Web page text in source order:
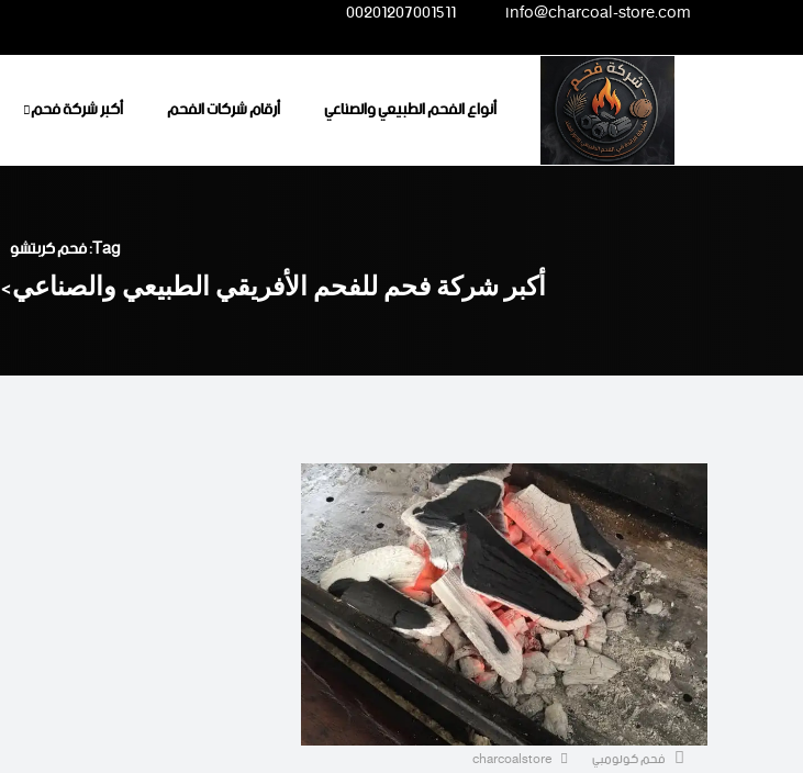
content
info@charcoal-store.com
00201207001511
أكبر شركة فحم أرقام شركات الفحم أنواع الفحم الطبيعي والصناعي
Tag: فحم كربتشو
أكبر شركة فحم للفحم الأفريقي الطبيعي والصناعي>
فحم كولومبي